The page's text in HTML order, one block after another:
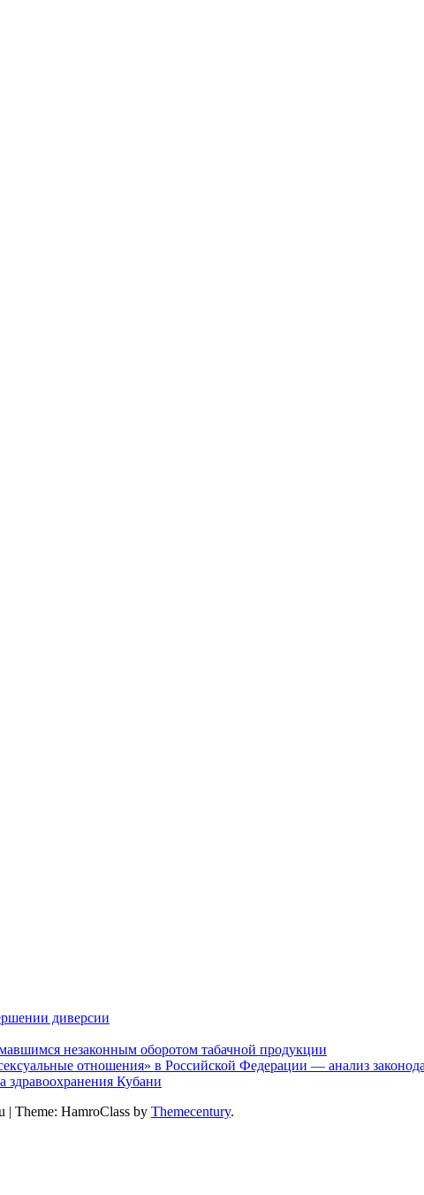
диверсии
незаконным оборотом табачной продукции
отношения» в Российской Федерации — анализ
здравоохранения Кубани
| Theme: HamroClass by Themecentury.